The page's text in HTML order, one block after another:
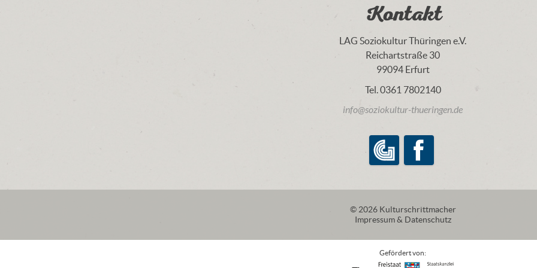
Kontakt
LAG Soziokultur Thüringen e.V.
Reichartstraße 30
99094 Erfurt
Tel. 0361 7802140
info@soziokultur-thueringen.de
LAG Soziokultur Thüringen e.V.
© 2026 Kulturschrittmacher
Impressum & Datenschutz
Gefördert von: